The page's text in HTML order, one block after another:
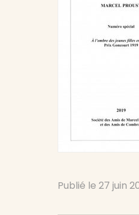
Publié le27 juin